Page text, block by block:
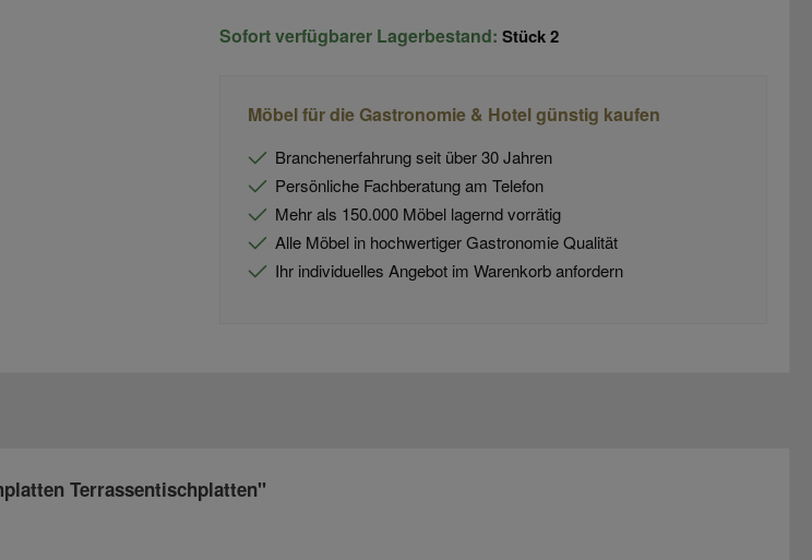
Sofort verfügbarer Lagerbestand: Stück2
Möbel für die Gastronomie & Hotel günstig kaufen
Branchenerfahrung seit über 30 Jahren
Persönliche Fachberatung am Telefon
Mehr als 150.000 Möbel lagernd vorrätig
Alle Möbel in hochwertiger Gastronomie Qualität
Ihr individuelles Angebot im Warenkorb anfordern
Terrassentischplatten"